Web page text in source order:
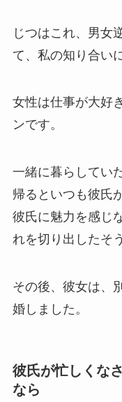
じつはこれ、男女
て、私の知り合い
女性は仕事が大好
ンです。
一緒に暮らしてい
帰るといつも彼氏
彼氏に魅力を感じ
れを切り出したそう
その後、彼女は、
婚しました。
彼氏が忙しくな
なら